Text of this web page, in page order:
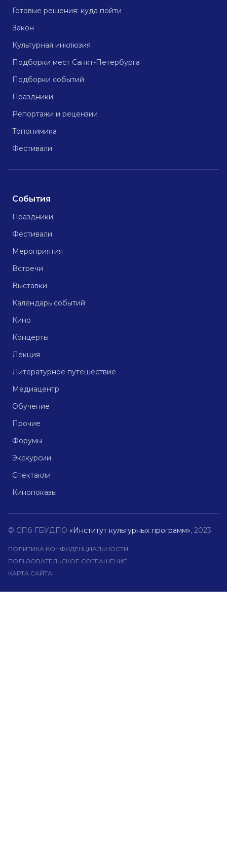
Готовые решения: куда пойти
Закон
Культурная инклюзия
Подборки мест Санкт-Петербурга
Подборки событий
Праздники
Репортажи и рецензии
Топонимика
Фестивали
События
Праздники
Фестивали
Мероприятия
Встречи
Выставки
Календарь событий
Кино
Концерты
Лекция
Литературное путешествие
Медиацентр
Обучение
Прочие
Форумы
Экскурсии
Спектакли
Кинопоказы
© СПб ГБУДПО «Институт культурных программ», 2023
ПОЛИТИКА КОНФИДЕНЦИАЛЬНОСТИ
ПОЛЬЗОВАТЕЛЬСКОЕ СОГЛАШЕНИЕ
КАРТА САЙТА